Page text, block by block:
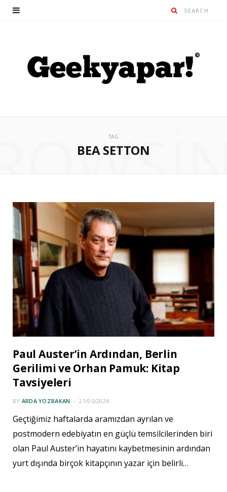
TAG
BEA SETTON
Paul Auster’in Ardından, Berlin
Gerilimi ve Orhan Pamuk: Kitap
Tavsiyeleri
BY ARDA YOZBAKAN 21/05/2024
Geçtiğimiz haftalarda aramızdan ayrılan ve
postmodern edebiyatın en güçlü temsilcilerinden biri
olan Paul Auster’in hayatını kaybetmesinin ardından
yurt dışında birçok kitapçının yazar için belirli…